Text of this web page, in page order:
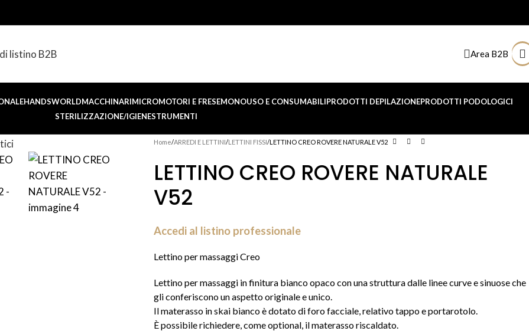
listino B2B Area B2B
HANDSWORLDMACCHINARIMICROMOTORI E FRESEMONOUSO E CONSUMABILIPRODOTTI DEPILAZIONEPRODOTTI PODOLOGICI
STERILIZZAZIONE/IGIENESTRUMENTI
Home ARREDI E LETTINI LETTINI FISSI LETTINO CREO ROVERE NATURALE V52
LETTINO CREO ROVERE NATURALE
V52
Accedi al listino professionale
Lettino per massaggi Creo
Lettino per massaggi in finitura bianco opaco con una struttura dalle linee curve e sinuose che
gli conferiscono un aspetto originale e unico.
Il materasso in skai bianco è dotato di foro facciale, relativo tappo e portarotolo.
È possibile richiedere, come optional, il materasso riscaldato.